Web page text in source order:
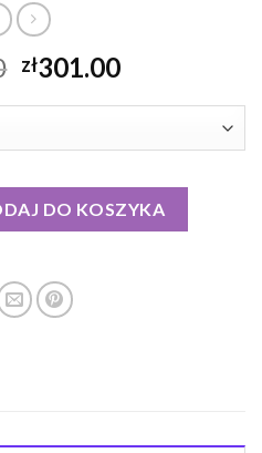
zł301.00
damska puchowa
DO KOSZYKA